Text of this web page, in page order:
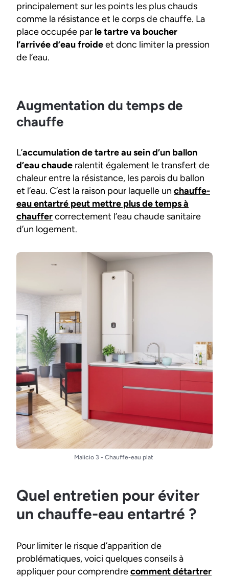
principalement sur les points les plus chauds
comme la résistance et le corps de chauffe. La
place occupée par le tartre va boucher
l’arrivée d’eau froideet donc limiter la pression
de l’eau.
Augmentation du temps de
chauffe
L’accumulation de tartre au sein d’un ballon
d’eau chaude ralentit également le transfert de
chaleur entre la résistance, les parois du ballon
et l’eau. C’est la raison pour laquelle un chauffe-
eau entartré peut mettre plus de temps à
chauffercorrectement l’eau chaude sanitaire
d’un logement.
Malicio 3 - Chauffe-eau plat
Quel entretien pour éviter
un chauffe-eau entartré ?
Pour limiter le risque d’apparition de
problématiques, voici quelques conseils à
appliquer pour comprendrecomment détartrer